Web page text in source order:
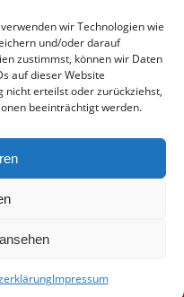
wir Technologien wie
und/oder darauf
zustimmst, können wir Daten
auf dieser Website
nicht erteilst oder zurückziehst,
beeinträchtigt werden.
Impressum
Spiel
Titel
zufrieden
Worms